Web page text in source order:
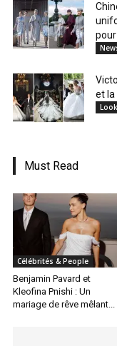
et la
Must Read
Célébrités & People
Benjamin Pavard et
Kleofina Pnishi : Un
mariage de rêve mêlant...